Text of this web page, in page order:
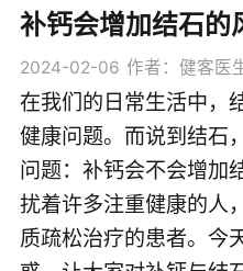
补钙会增加结石的
2024-02-06 作者：健客医
在我们的日常生活中，
健康问题。而说到结石
问题：补钙会不会增加
扰着许多注重健康的人
质疏松治疗的患者。今